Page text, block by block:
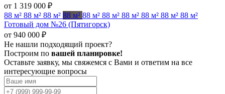
от 1 319 000 ₽
88 м² 88 м² 88 м² 88 м² 88 м² 88 м² 88 м² 88 м² 88 м² 88 м²
Готовый дом №26 (Пятигорск)
от 940 000 ₽
Не нашли подходящий проект?
Построим по вашей планировке!
Оставьте заявку, мы свяжемся с Вами и ответим на все
интересующие вопросы